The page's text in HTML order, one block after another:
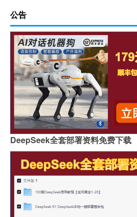
公告
DeepSeek全套部署资料免费下载